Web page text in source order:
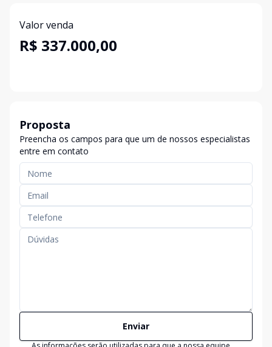
Valor venda
R$ 337.000,00
Proposta
Preencha os campos para que um de nossos especialistas
entre em contato
Enviar